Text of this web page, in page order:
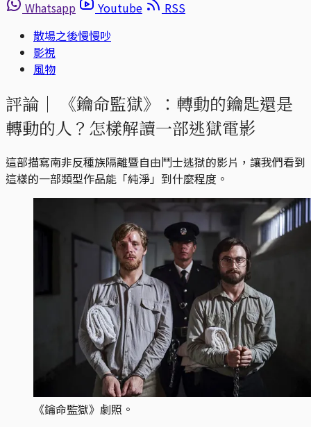
Whatsapp
Youtube
RSS
散場之後慢慢吵
影視
風物
評論｜
《鑰命監獄》：轉動的鑰匙還是
轉動的人？怎樣解讀一部逃獄電影
這部描寫南非反種族隔離暨自由鬥士逃獄的影片，讓我們看到
這樣的一部類型作品能「純淨」到什麼程度。
《鑰命監獄》劇照。